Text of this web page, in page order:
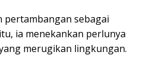
pertambangan sebagai
ia menekankan perlunya
merugikan lingkungan.